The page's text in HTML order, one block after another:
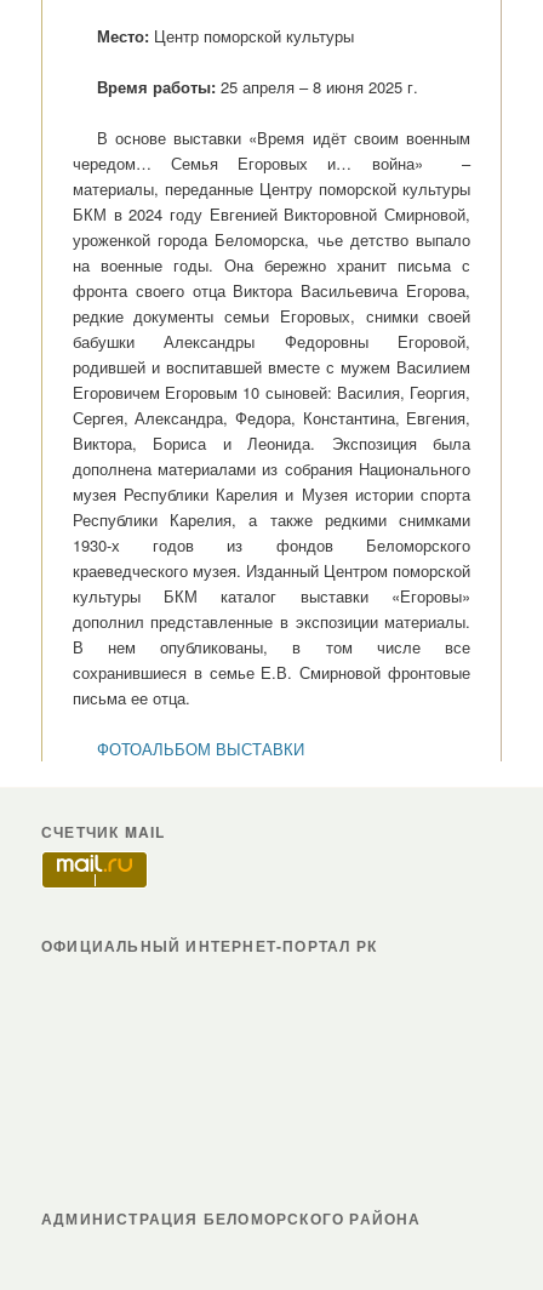
Место:Центр поморской культуры
Время работы:25 апреля – 8 июня 2025 г.
В основе выставки «Время идёт своим военным
чередом… Семья Егоровых и… война» –
материалы, переданные Центру поморской культуры
БКМ в 2024 году Евгенией Викторовной Смирновой,
уроженкой города Беломорска, чье детство выпало
на военные годы. Она бережно хранит письма с
фронта своего отца Виктора Васильевича Егорова,
редкие документы семьи Егоровых, снимки своей
бабушки Александры Федоровны Егоровой,
родившей и воспитавшей вместе с мужем Василием
Егоровичем Егоровым 10 сыновей: Василия, Георгия,
Сергея, Александра, Федора, Константина, Евгения,
Виктора, Бориса и Леонида. Экспозиция была
дополнена материалами из собрания Национального
музея Республики Карелия и Музея истории спорта
Республики Карелия, а также редкими снимками
1930-х годов из фондов Беломорского
краеведческого музея. Изданный Центром поморской
культуры БКМ каталог выставки «Егоровы»
дополнил представленные в экспозиции материалы.
В нем опубликованы, в том числе все
сохранившиеся в семье Е.В. Смирновой фронтовые
письма ее отца.
ФОТОАЛЬБОМ ВЫСТАВКИ
СЧЕТЧИК MAIL
ОФИЦИАЛЬНЫЙ ИНТЕРНЕТ-ПОРТАЛ РК
АДМИНИСТРАЦИЯ БЕЛОМОРСКОГО РАЙОНА